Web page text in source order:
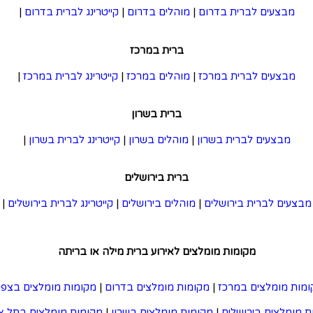
מבצעים לברית בדרום | מוהלים בדרום | קייטרינג לברית בדרום |
ברית במרכז
מבצעים לברית במרכז | מוהלים במרכז | קייטרינג לברית במרכז |
ברית בשרון
מבצעים לברית בשרון | מוהלים בשרון | קייטרינג לברית בשרון |
ברית בירושלים
מבצעים לברית בירושלים | מוהלים בירושלים | קייטרינג לברית בירושלים |
מקומות מומלצים לאירוע ברית מילה או בריתה
מומלצים במרכז | מקומות מומלצים בדרום | מקומות מומלצים